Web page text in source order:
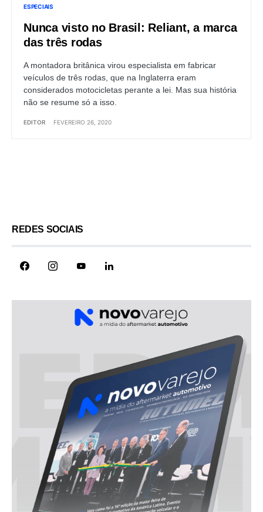
ESPECIAIS
Nunca visto no Brasil: Reliant, a marca
das três rodas
A montadora britânica virou especialista em fabricar
veículos de três rodas, que na Inglaterra eram
considerados motocicletas perante a lei. Mas sua história
não se resume só a isso.
EDITOR FEVEREIRO 26, 2020
REDES SOCIAIS